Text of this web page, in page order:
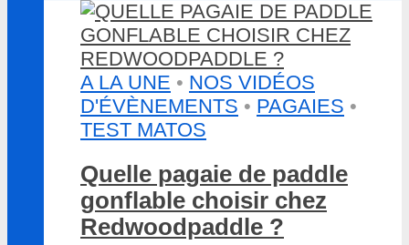
A LA UNE • NOS VIDÉOS
D'ÉVÈNEMENTS • PAGAIES •
TEST MATOS
Quelle pagaie de paddle
gonflable choisir chez
Redwoodpaddle ?